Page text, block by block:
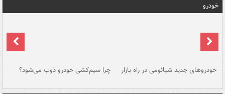
خودرو
خودروهای جدید شیائومی در راه بازار چرا سیم‌کشی خودرو ذوب می‌شود؟